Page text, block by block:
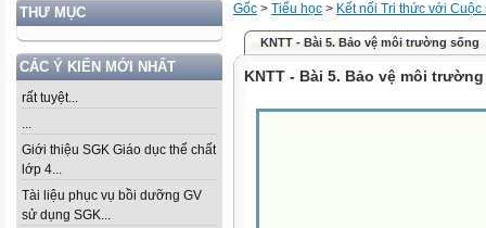
THƯ MỤC
CÁC Ý KIẾN MỚI NHẤT
rất tuyệt...
...
Giới thiệu SGK Giáo dục thể chất
lớp 4...
Tài liệu phục vụ bồi dưỡng GV
sử dụng SGK...
Gốc > Tiểu học > Kết nối Tri thức với Cuộc
KNTT - Bài 5. Bảo vệ môi trường sống
KNTT - Bài 5. Bảo vệ môi